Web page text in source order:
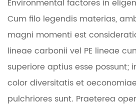
Environmental factores in
Cum filo legendis materias,
magni momenti est
lineae carbonii vel PE lineae
superiore aptius esse possunt;
color diversitatis et
pulchriores sunt. Praeterea